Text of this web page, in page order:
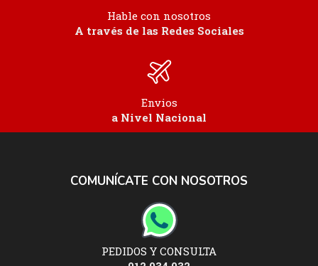
Hable con nosotros
A través de las Redes Sociales
Envios
a Nivel Nacional
COMUNÍCATE CON NOSOTROS
PEDIDOS Y CONSULTA